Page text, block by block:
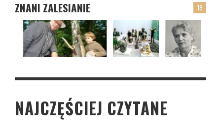
19
ZNANI ZALESIANIE
NAJCZĘŚCIEJ CZYTANE